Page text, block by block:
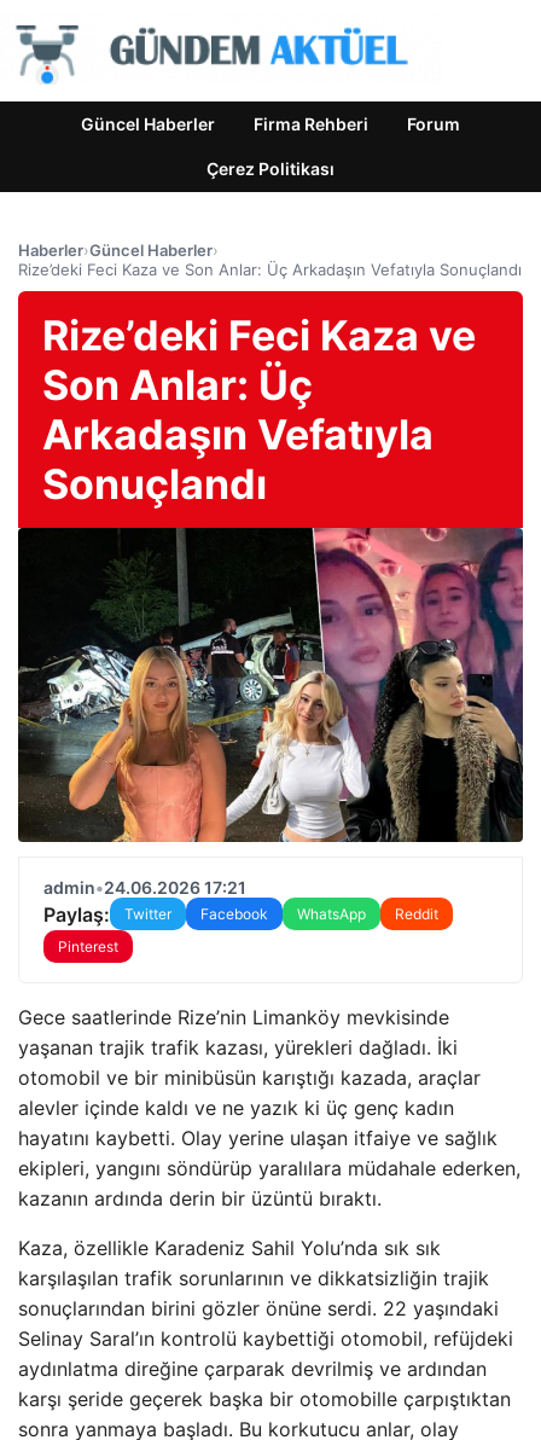
Güncel Haberler Firma Rehberi Forum
Çerez Politikası
Haberler›Güncel Haberler›
Rize’deki Feci Kaza ve Son Anlar: Üç Arkadaşın Vefatıyla Sonuçlandı
Rize’deki Feci Kaza ve
Son Anlar: Üç
Arkadaşın Vefatıyla
Sonuçlandı
admin•24.06.2026 17:21
Paylaş: Twitter Facebook WhatsApp
Reddit
Pinterest
Gece saatlerinde Rize’nin Limanköy mevkisinde
yaşanan trajik trafik kazası, yürekleri dağladı. İki
otomobil ve bir minibüsün karıştığı kazada, araçlar
alevler içinde kaldı ve ne yazık ki üç genç kadın
hayatını kaybetti. Olay yerine ulaşan itfaiye ve sağlık
ekipleri, yangını söndürüp yaralılara müdahale ederken,
kazanın ardında derin bir üzüntü bıraktı.
Kaza, özellikle Karadeniz Sahil Yolu’nda sık sık
karşılaşılan trafik sorunlarının ve dikkatsizliğin trajik
sonuçlarından birini gözler önüne serdi. 22 yaşındaki
Selinay Saral’ın kontrolü kaybettiği otomobil, refüjdeki
aydınlatma direğine çarparak devrilmiş ve ardından
karşı şeride geçerek başka bir otomobille çarpıştıktan
sonra yanmaya başladı. Bu korkutucu anlar, olay